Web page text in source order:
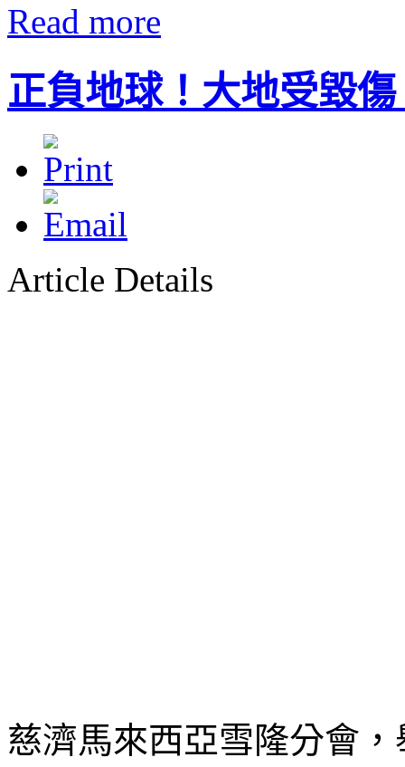
Read more
正負地球！大地受毀
Article Details
慈濟馬來西亞雪隆分會